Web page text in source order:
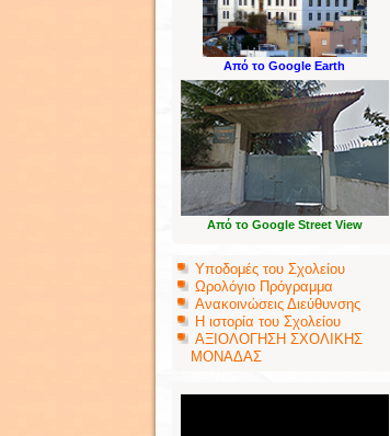
Από το Google Earth
Από το Google Street View
Υποδομές του Σχολείου
Ωρολόγιο Πρόγραμμα
Ανακοινώσεις Διεύθυνσης
Η ιστορία του Σχολείου
ΑΞΙΟΛΟΓΗΣΗ ΣΧΟΛΙΚΗΣ
ΜΟΝΑΔΑΣ